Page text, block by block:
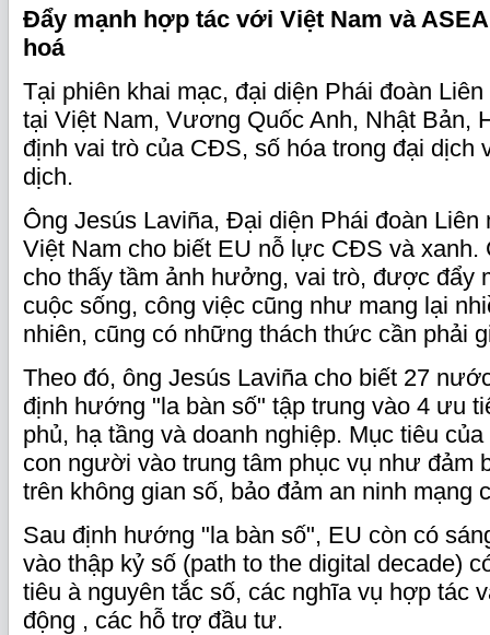
Đẩy mạnh hợp tác với Việt Nam và
hoá
Tại phiên khai mạc, đại diện Phái đoàn
tại Việt Nam, Vương Quốc Anh, Nhật Bản,
định vai trò của CĐS, số hóa trong đại dịch
dịch.
Ông Jesús Laviña, Đại diện Phái đoàn Liên
Việt Nam cho biết EU nỗ lực CĐS và xanh.
cho thấy tầm ảnh hưởng, vai trò, được đẩy
cuộc sống, công việc cũng như mang lại
nhiên, cũng có những thách thức cần phải
Theo đó, ông Jesús Laviña cho biết 27
định hướng "la bàn số" tập trung vào 4 ưu
phủ, hạ tầng và doanh nghiệp. Mục tiêu
con người vào trung tâm phục vụ như đảm
trên không gian số, bảo đảm an ninh mạng
Sau định hướng "la bàn số", EU còn có
vào thập kỷ số (path to the digital decade)
tiêu à nguyên tắc số, các nghĩa vụ hợp tác
động , các hỗ trợ đầu tư.